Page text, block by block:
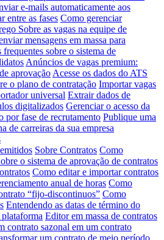
e-mails automaticamente aos
entre as fases Como gerenciar
Sobre as vagas na equipe de
mensagens em massa para
frequentes sobre o sistema de
Anúncios de vagas premium:
aprovação Acesse os dados do ATS
o plano de contratação Importar vagas
universal Extrair dados de
digitalizados Gerenciar o acesso da
por fase de recrutamento Publique uma
de carreiras da sua empresa
Sobre Contratos Como
o sistema de aprovação de contratos
Como editar e importar contratos
anual de horas Como
“fijo-discontinuos” Como
Entendendo as datas de término do
plataforma Editor em massa de contratos
contrato sazonal em um contrato
um contrato de meio período